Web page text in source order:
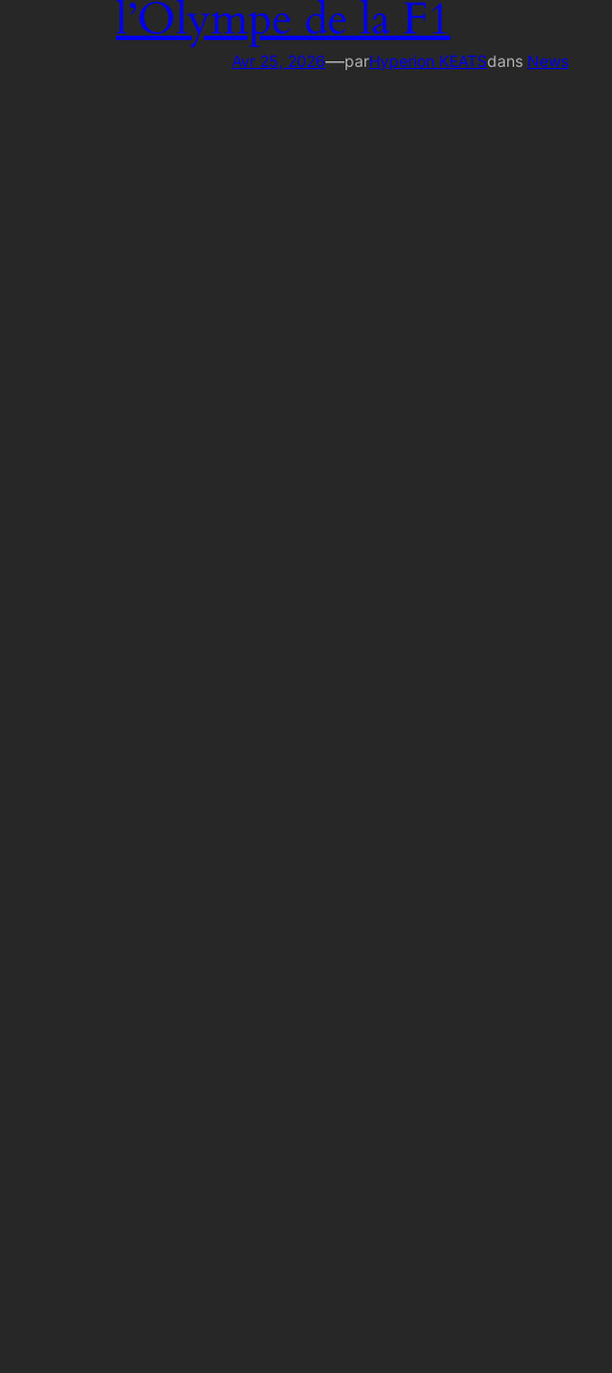
l’Olympe de la F1
Avr 25, 2026—parHyperion KEATSdans News